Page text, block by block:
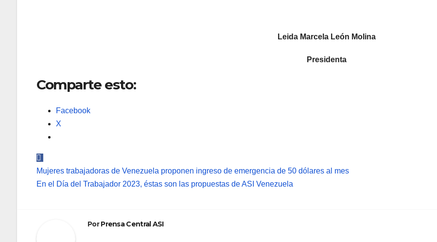
Leida Marcela León Molina
Presidenta
Comparte esto:
Facebook
X
Navegación
de
Mujeres trabajadoras de Venezuela proponen ingreso de emergencia de 50 dólares al mes
En el Día del Trabajador 2023, éstas son las propuestas de ASI Venezuela
PorPrensa Central ASI